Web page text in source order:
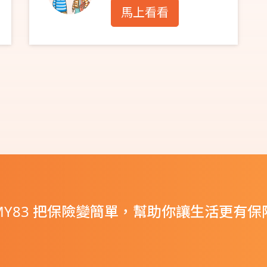
馬上看看
把保險變簡單，幫助你讓生活更有保